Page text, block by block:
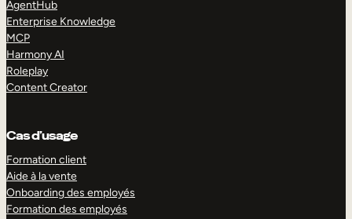
AgentHub
Enterprise Knowledge
MCP
Harmony AI
Roleplay
Content Creator
Cas d’usage
Formation client
Aide à la vente
Onboarding des employés
Formation des employés